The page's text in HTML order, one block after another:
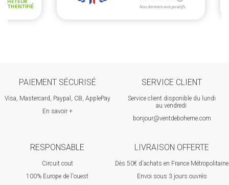
PAIEMENT SÉCURISÉ
Visa, Mastercard, Paypal, CB, ApplePay
En savoir +
SERVICE CLIENT
Service client disponible du lundi
au vendredi
bonjour@ventdeboheme.com
RESPONSABLE
Circuit cout
100% Europe de l'ouest
LIVRAISON OFFERTE
Dès 50€ d'achats en France Métropolitaine
Envoi sous 3 jours ouvrés